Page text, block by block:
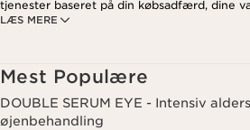
LÆS MERE
tjenester baseret på din købsadfærd, dine
interesser. Dette kan også omfatte visning
nyhedsbrev. For mere information om,
og dine rettigheder, se venligst vores
Mest Populære
DOUBLE SERUM EYE - Intensiv
øjenbehandling